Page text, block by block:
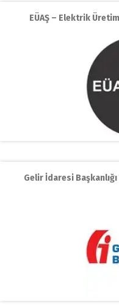
EÜAŞ – Elektrik
Gelir İdaresi